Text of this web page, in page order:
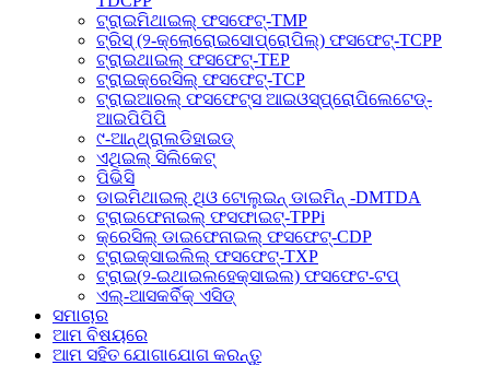
ଟ୍ରାଇମିଥାଇଲ୍ ଫସଫେଟ୍-TMP
ଟ୍ରିସ୍ (୨-କ୍ଲୋରୋଇସୋପ୍ରୋପିଲ୍) ଫସଫେଟ୍-TCPP
ଟ୍ରାଇଥାଇଲ୍ ଫସଫେଟ୍-TEP
ଟ୍ରାଇକ୍ରେସିଲ୍ ଫସଫେଟ୍-TCP
ଟ୍ରାଇଆରଲ୍ ଫସଫେଟ୍ସ ଆଇଓସ୍ପ୍ରୋପିଲେଟେଡ୍-
ଆଇପିପିପି
୯-ଆନ୍ଥ୍ରାଲଡିହାଇଡ୍
ଏଥିଇଲ୍ ସିଲିକେଟ୍
ପିଭିସି
ଡାଇମିଥାଇଲ୍ ଥିଓ ଟୋଲୁଇନ୍ ଡାଇମିନ୍ -DMTDA
ଟ୍ରାଇଫେନାଇଲ୍ ଫସଫାଇଟ୍-TPPi
କ୍ରେସିଲ୍ ଡାଇଫେନାଇଲ୍ ଫସଫେଟ୍-CDP
ଟ୍ରାଇକ୍ସାଇଲିଲ୍ ଫସଫେଟ୍-TXP
ଟ୍ରାଇ(୨-ଇଥାଇଲହେକ୍ସାଇଲ) ଫସଫେଟ-ଟପ୍
ଏଲ୍-ଆସକର୍ବିକ୍ ଏସିଡ୍
ସମାଚାର
ଆମ ବିଷୟରେ
ଆମ ସହିତ ଯୋଗାଯୋଗ କରନ୍ତୁ